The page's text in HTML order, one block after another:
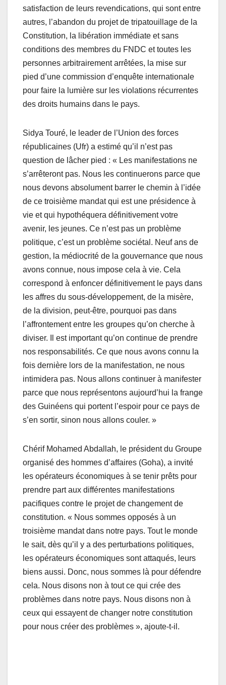
satisfaction de leurs revendications, qui sont entre
autres, l’abandon du projet de tripatouillage de la
Constitution, la libération immédiate et sans
conditions des membres du FNDC et toutes les
personnes arbitrairement arrêtées, la mise sur
pied d’une commission d’enquête internationale
pour faire la lumière sur les violations récurrentes
des droits humains dans le pays.
Sidya Touré, le leader de l’Union des forces
républicaines (Ufr) a estimé qu’il n’est pas
question de lâcher pied : « Les manifestations ne
s’arrêteront pas. Nous les continuerons parce que
nous devons absolument barrer le chemin à l’idée
de ce troisième mandat qui est une présidence à
vie et qui hypothéquera définitivement votre
avenir, les jeunes. Ce n’est pas un problème
politique, c’est un problème sociétal. Neuf ans de
gestion, la médiocrité de la gouvernance que nous
avons connue, nous impose cela à vie. Cela
correspond à enfoncer définitivement le pays dans
les affres du sous-développement, de la misère,
de la division, peut-être, pourquoi pas dans
l’affrontement entre les groupes qu’on cherche à
diviser. Il est important qu’on continue de prendre
nos responsabilités. Ce que nous avons connu la
fois dernière lors de la manifestation, ne nous
intimidera pas. Nous allons continuer à manifester
parce que nous représentons aujourd’hui la frange
des Guinéens qui portent l’espoir pour ce pays de
s’en sortir, sinon nous allons couler. »
Chérif Mohamed Abdallah, le président du Groupe
organisé des hommes d’affaires (Goha), a invité
les opérateurs économiques à se tenir prêts pour
prendre part aux différentes manifestations
pacifiques contre le projet de changement de
constitution. « Nous sommes opposés à un
troisième mandat dans notre pays. Tout le monde
le sait, dès qu’il y a des perturbations politiques,
les opérateurs économiques sont attaqués, leurs
biens aussi. Donc, nous sommes là pour défendre
cela. Nous disons non à tout ce qui crée des
problèmes dans notre pays. Nous disons non à
ceux qui essayent de changer notre constitution
pour nous créer des problèmes », ajoute-t-il.